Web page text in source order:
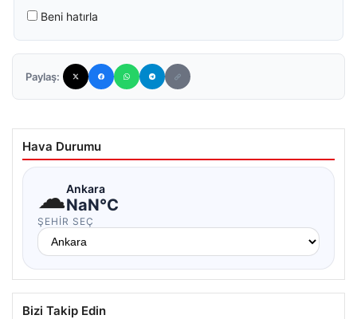
Beni hatırla
Paylaş:
Hava Durumu
☁Ankara
NaN°C
ŞEHIR SEÇ
Bizi Takip Edin